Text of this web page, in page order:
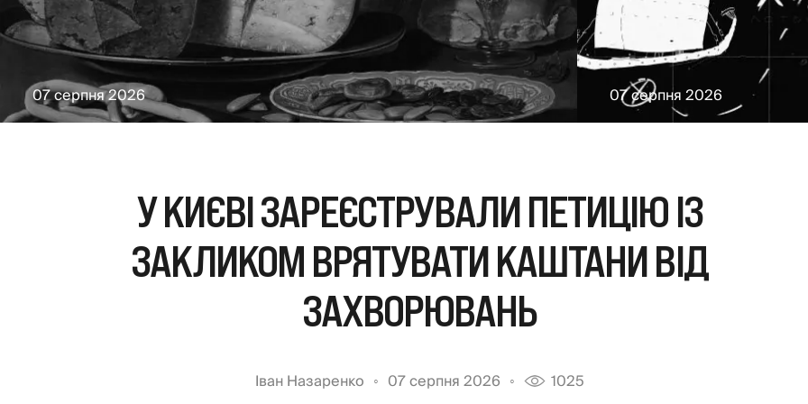
07 серпня 2026 07 серпня 2026
У КИЄВІ ЗАРЕЄСТРУВАЛИ ПЕТИЦІЮ ІЗ
ЗАКЛИКОМ ВРЯТУВАТИ КАШТАНИ ВІД
ЗАХВОРЮВАНЬ
Іван Назаренко 07 серпня 2026 1025